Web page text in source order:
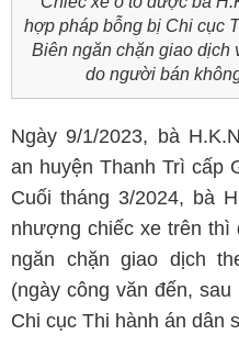
hợp pháp bỗng bị Chi cục
Biên ngăn chặn giao dịch
do người bán
Ngày 9/1/2023, bà
an huyện Thanh Trì cấp
Cuối tháng 3/2024, bà
nhượng chiếc xe trên thì
ngăn chặn giao dịch
(ngày công văn đến,
Chi cục Thi hành án dân